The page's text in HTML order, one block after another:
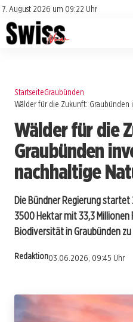
7. August 2026 um 09:22 Uhr
Impressum
Datenschutz
Jobs
Events
StartseiteGraubünden
Wälder für die Zukunft:
Wälder für die
Graubünden
nachhaltige
Die Bündner Regierung
3500 Hektar mit 33,3 Millionen
Biodiversität in Graubünden
Redaktion03.06.2026, 09:45 Uhr